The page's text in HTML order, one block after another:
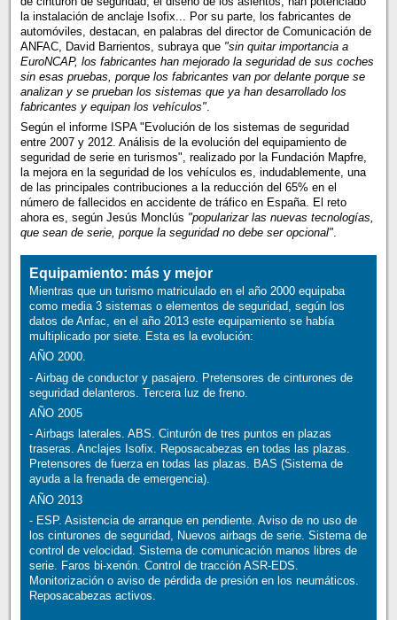
la instalación de anclaje Isofix... Por su parte, los fabricantes de
automóviles, destacan, en palabras del director de Comunicación de
ANFAC, David Barrientos, subraya que "sin quitar importancia a
EuroNCAP, los fabricantes han mejorado la seguridad de sus coches
sin esas pruebas, porque los fabricantes van por delante porque se
analizan y se prueban los sistemas que ya han desarrollado los
fabricantes y equipan los vehículos".
Según el informe ISPA "Evolución de los sistemas de seguridad
entre 2007 y 2012. Análisis de la evolución del equipamiento de
seguridad de serie en turismos", realizado por la Fundación Mapfre,
la mejora en la seguridad de los vehículos es, indudablemente, una
de las principales contribuciones a la reducción del 65% en el
número de fallecidos en accidente de tráfico en España. El reto
ahora es, según Jesús Monclús "popularizar las nuevas tecnologías,
que sean de serie, porque la seguridad no debe ser opcional".
Equipamiento: más y mejor
Mientras que un turismo matriculado en el año 2000 equipaba
como media 3 sistemas o elementos de seguridad, según los
datos de Anfac, en el año 2013 este equipamiento se había
multiplicado por siete. Esta es la evolución:
AÑO 2000.
- Airbag de conductor y pasajero. Pretensores de cinturones de
seguridad delanteros. Tercera luz de freno.
AÑO 2005
- Airbags laterales. ABS. Cinturón de tres puntos en plazas
traseras. Anclajes Isofix. Reposacabezas en todas las plazas.
Pretensores de fuerza en todas las plazas. BAS (Sistema de
ayuda a la frenada de emergencia).
AÑO 2013
- ESP. Asistencia de arranque en pendiente. Aviso de no uso de
los cinturones de seguridad, Nuevos airbags de serie. Sistema de
control de velocidad. Sistema de comunicación manos libres de
serie. Faros bi-xenón. Control de tracción ASR-EDS.
Monitorización o aviso de pérdida de presión en los neumáticos.
Reposacabezas activos.